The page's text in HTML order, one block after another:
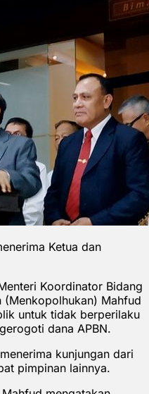
Ketua dan
Koordinator Bidang
(Menkopolhukan) Mahfud
untuk tidak berperilaku
dana APBN.
kunjungan dari
pimpinan lainnya.